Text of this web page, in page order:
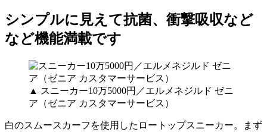
シンプルに見えて抗菌、衝撃吸収など
など機能満載です
▲ スニーカー10万5000円／エルメネジルド ゼニ
ア（ゼニア カスタマーサービス）
白のスムースカーフを使用したロートップスニーカー。まず